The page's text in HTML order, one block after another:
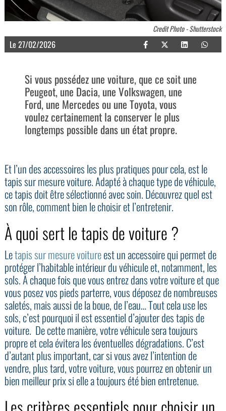
Credit Photo - Shutterstock
Le 27/02/2026
Si vous possédez une voiture, que ce soit une
Peugeot, une Dacia, une Volkswagen, une
Ford, une Mercedes ou une Toyota, vous
voulez certainement la conserver le plus
longtemps possible dans un état propre.
Et l’un des accessoires les plus pratiques pour cela, est le
tapis sur mesure voiture. Adapté à chaque type de véhicule,
ce tapis doit être sélectionné avec soin. Découvrez quel est
son rôle, comment bien le choisir et l’entretenir.
À quoi sert le tapis de voiture ?
Letapis sur mesure voitureest un accessoire qui permet de
protéger l’habitable intérieur du véhicule et, notamment, les
sols. À chaque fois que vous entrez dans votre voiture et que
vous posez vos pieds parterre, vous déposez de nombreuses
saletés, mais aussi de la boue, de l’eau… Tout cela use les
sols, c’est pourquoi il est essentiel d’ajouter des tapis de
voiture. De cette manière, votre véhicule sera toujours
propre et cela évitera les éventuelles dégradations. C’est
d’autant plus important, car si vous avez l’intention de
vendre, plus tard, votre voiture, vous pourrez en obtenir un
bien meilleur prix si elle a toujours été bien entretenue.